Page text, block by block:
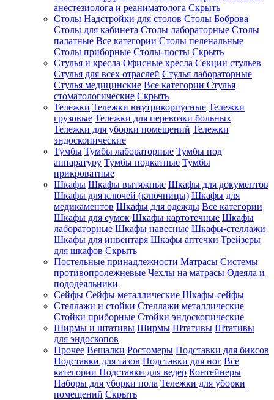
анестезиолога и реаниматолога Скрыть
Столы Надстройки для столов Столы Боброва
Столы для кабинета Столы лабораторные Столы
палатные Все категории Столы пеленальные
Столы приборные Столы-посты Скрыть
Стулья и кресла Офисные кресла Секции стульев
Стулья для всех отраслей Стулья лабораторные
Стулья медицинские Все категории Стулья
стоматологические Скрыть
Тележки Тележки внутрикорпусные Тележки
грузовые Тележки для перевозки больных
Тележки для уборки помещений Тележки
эндоскопические
Тумбы Тумбы лабораторные Тумбы под
аппаратуру Тумбы подкатные Тумбы
прикроватные
Шкафы Шкафы вытяжные Шкафы для документов
Шкафы для ключей (ключницы) Шкафы для
медикаментов Шкафы для одежды Все категории
Шкафы для сумок Шкафы картотечные Шкафы
лабораторные Шкафы навесные Шкафы-стеллажи
Шкафы для инвентаря Шкафы аптечки Трейзеры
для шкафов Скрыть
Постельные принадлежности Матрасы Системы
противопролежневые Чехлы на матрасы Одеяла и
пододеяльники
Сейфы Сейфы металлические Шкафы-сейфы
Стеллажи и стойки Стеллажи металлические
Стойки приборные Стойки эндоскопические
Ширмы и штативы Ширмы Штативы Штативы
для эндоскопов
Прочее Вешалки Ростомеры Подставки для биксов
Подставки для тазов Подставки для ног Все
категории Подставки для ведер Контейнеры
Наборы для уборки пола Тележки для уборки
помещений Скрыть